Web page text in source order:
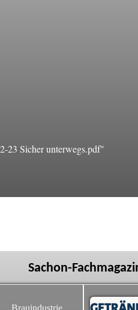
23 Sicher unterwegs.pdf"
Sachon-
Brauindustrie